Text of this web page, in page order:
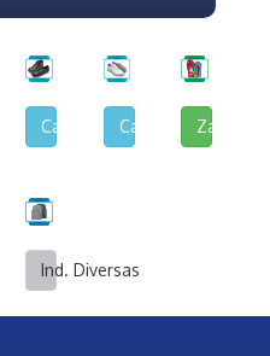
y Cuerina
de Lona Urbana
Calzado EscolarCalzado Deportivo
de Seguridad Industrial
Ind. Diversas